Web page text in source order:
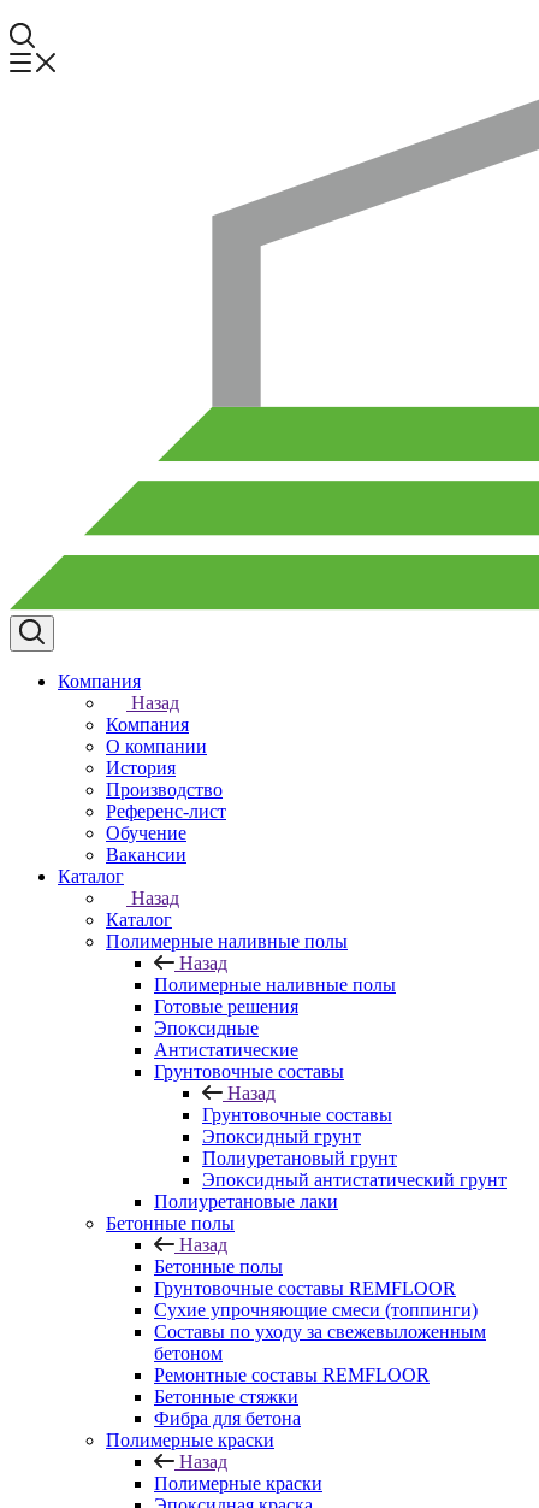
Компания
Назад
Компания
О компании
История
Производство
Референс-лист
Обучение
Вакансии
Каталог
Назад
Каталог
Полимерные наливные полы
Назад
Полимерные наливные полы
Готовые решения
Эпоксидные
Антистатические
Грунтовочные составы
Назад
Грунтовочные составы
Эпоксидный грунт
Полиуретановый грунт
Эпоксидный антистатический грунт
Полиуретановые лаки
Бетонные полы
Назад
Бетонные полы
Грунтовочные составы REMFLOOR
Сухие упрочняющие смеси (топпинги)
Составы по уходу за свежевыложенным
бетоном
Ремонтные составы REMFLOOR
Бетонные стяжки
Фибра для бетона
Полимерные краски
Назад
Полимерные краски